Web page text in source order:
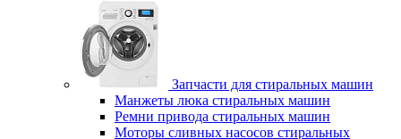
Запчасти для стиральных машин
Манжеты люка стиральных машин
Ремни привода стиральных машин
Моторы сливных насосов стиральных